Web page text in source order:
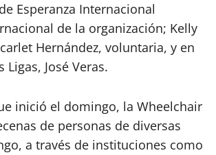
Esperanza Internacional
de la organización; Kelly
Hernández, voluntaria, y en
José Veras.
inició el domingo, la Wheelchair
de personas de diversas
a través de instituciones como